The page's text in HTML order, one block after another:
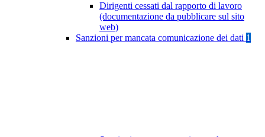
Dirigenti cessati dal rapporto di lavoro
(documentazione da pubblicare sul sito
web)
Sanzioni per mancata comunicazione dei dati 1